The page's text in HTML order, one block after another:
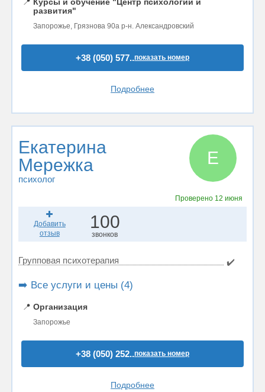
развития"
Запорожье, Грязнова 90а р-н. Александровский
+38 (050) 577..показать номер
Подробнее
Екатерина
Мережка
психолог
Е
Проверено 12 июня
Добавить
отзыв
100
звонков
Групповая психотерапия ✔️
➡️ Все услуги и цены (4)
📍 Организация
Запорожье
+38 (050) 252..показать номер
Подробнее